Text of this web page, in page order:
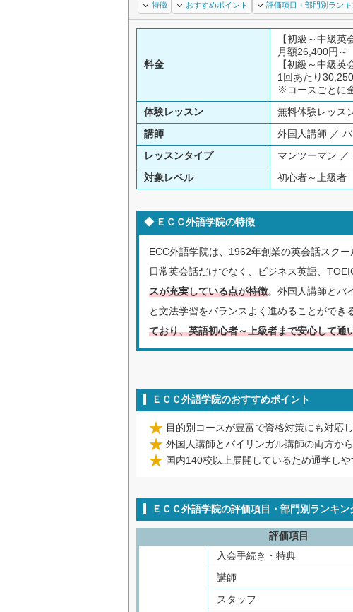
特徴 おすすめポイント 評価項目・部門別ラン
料金
【初級～中級英
月額26,400円～
【初級～中級英
1回あたり
※コースごとに
体験レッスン
無料体験レッス
講師
外国人講師 ／
レッスンタイプ
マンツーマン ／
対象レベル
初心者～上級者
ＥＣＣ外語学院の特徴
ECC外語学院は、1962年創業の英会話スクー
日常英会話だけでなく、ビジネス英語、
スが充実している点が特徴。外国人講師とバ
と文法学習をバランスよく進めることができる
ており、英語初心者～上級者まで安心して通
ＥＣＣ外語学院のおすすめポイント
目的別コースが豊富で資格対策にも対応
外国人講師とバイリンガル講師の両方か
国内140校以上展開しているため通学しや
ＥＣＣ外語学院の評価項目・部門別ランキン
評価項目
入会手続き・特典
講師
スタッフ